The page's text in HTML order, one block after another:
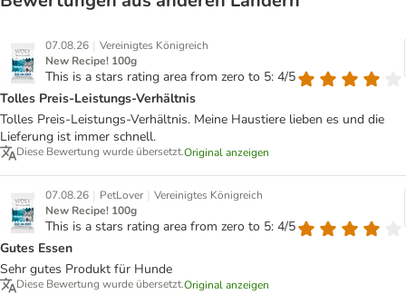
07.08.26 | Vereinigtes Königreich
New Recipe! 100g
This is a stars rating area from zero to 5: 4/5
Tolles Preis-Leistungs-Verhältnis
Tolles Preis-Leistungs-Verhältnis. Meine Haustiere lieben es und die
Lieferung ist immer schnell.
Diese Bewertung wurde übersetzt.Original anzeigen
07.08.26 | PetLover | Vereinigtes Königreich
New Recipe! 100g
This is a stars rating area from zero to 5: 4/5
Gutes Essen
Sehr gutes Produkt für Hunde
Diese Bewertung wurde übersetzt.Original anzeigen